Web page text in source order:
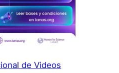
de Videos